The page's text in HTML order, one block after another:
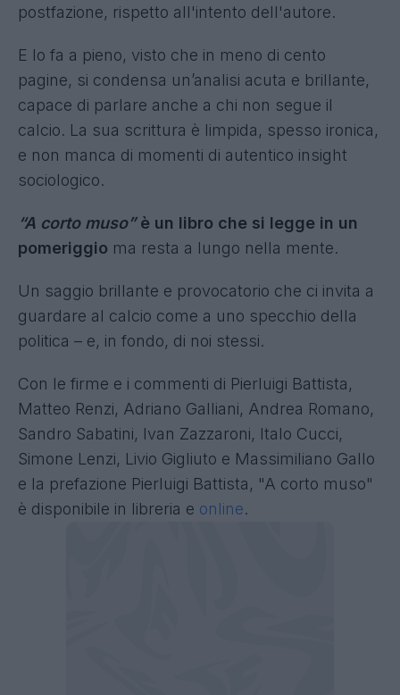
postfazione, rispetto all'intento dell'autore.
E lo fa a pieno, visto che in meno di cento
pagine, si condensa un’analisi acuta e brillante,
capace di parlare anche a chi non segue il
calcio. La sua scrittura è limpida, spesso ironica,
e non manca di momenti di autentico insight
sociologico.
“A corto muso”è un libro che si legge in un
pomeriggio ma resta a lungo nella mente.
Un saggio brillante e provocatorio che ci invita a
guardare al calcio come a uno specchio della
politica – e, in fondo, di noi stessi.
Con le firme e i commenti di Pierluigi Battista,
Matteo Renzi, Adriano Galliani, Andrea Romano,
Sandro Sabatini, Ivan Zazzaroni, Italo Cucci,
Simone Lenzi, Livio Gigliuto e Massimiliano Gallo
e la prefazione Pierluigi Battista, "A corto muso"
è disponibile in libreria e online.